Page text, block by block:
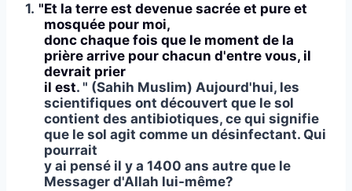
1. "Et la terre est devenue sacrée et pure et
mosquée pour moi,
donc chaque fois que le moment de la
prière arrive pour chacun d'entre vous, il
devrait prier
il est. " (Sahih Muslim) Aujourd'hui, les
scientifiques ont découvert que le sol
contient des antibiotiques, ce qui signifie
que le sol agit comme un désinfectant. Qui
pourrait
y ai pensé il y a 1400 ans autre que le
Messager d'Allah lui-même?